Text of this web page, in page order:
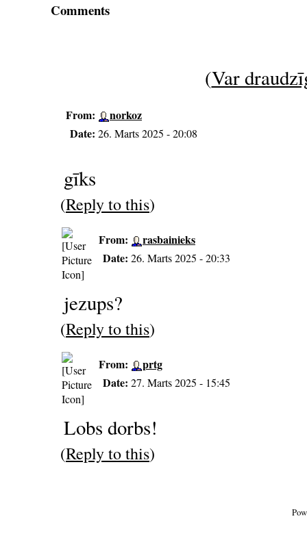
Comments
(Var
From:
norkoz
Date: 26. Marts 2025 - 20:08
gīks
(Reply to this)
From:
rasbainieks
Date: 26. Marts 2025 - 20:33
jezups?
(Reply to this)
From:
prtg
Date: 27. Marts 2025 - 15:45
Lobs dorbs!
(Reply to this)